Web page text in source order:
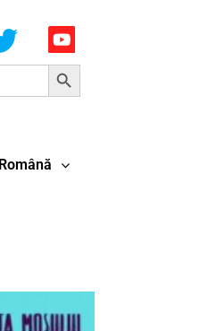
Search Button
Română